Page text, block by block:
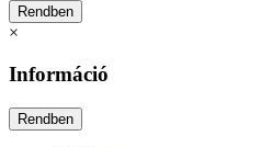
×
Információ